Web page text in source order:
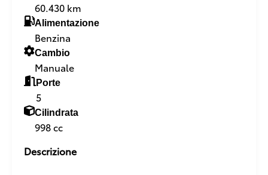
60.430 km
Alimentazione
Benzina
Cambio
Manuale
Porte
5
Cilindrata
998 cc
Descrizione